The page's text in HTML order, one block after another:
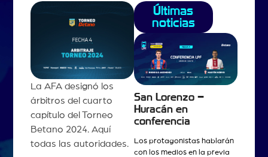
La AFA designó los
árbitros del cuarto
capítulo del Torneo
Betano 2024. Aquí
todas las autoridades.
Últimas
noticias
San Lorenzo –
Huracán en
conferencia
Los protagonistas hablarán
con los medios en la previa